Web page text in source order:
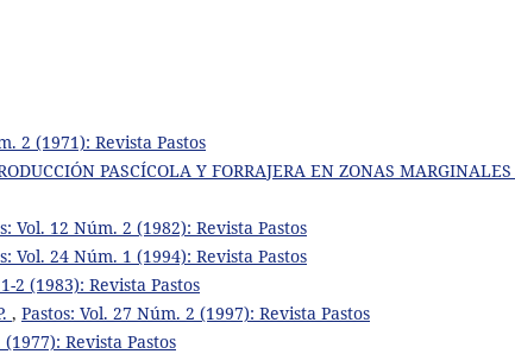
2 (1971): Revista Pastos
PASCÍCOLA Y FORRAJERA EN ZONAS MARGINALES
Vol. 12 Núm. 2 (1982): Revista Pastos
Vol. 24 Núm. 1 (1994): Revista Pastos
2 (1983): Revista Pastos
, Pastos: Vol. 27 Núm. 2 (1997): Revista Pastos
Revista Pastos